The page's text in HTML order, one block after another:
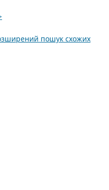
пошук схожих